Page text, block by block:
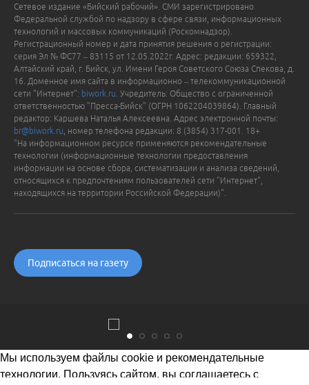
Сетевое издание «Бийский рабочий». СМИ зарегистрировано
Федеральной службой по надзору в сфере связи, информационных
технологий и массовых коммуникаций (Роскомнадзор).
Регистрационный номер и дата принятия решения о регистрации:
серия Эл № ФС77 – 83115 от 12.05.2022г. Адрес: редакции: 659322,
Алтайский край, г. Бийск, ул. Имени Героя Советского Союза Спекова, д.
16. Доменное имя сайта в информационно – телекоммуникационной
сети "Интернет": biwork.ru . Учредитель: Общество с ограниченной
ответственностью "Пресса-Бийск" (ОГРН 1062204039864). Главный
редактор: Каршева Наталья Алексеевна. Адрес электронной почты:
br@biwork.ru , номер телефона редакции: 8 (3854) 317-001. 18+
"На информационном ресурсе применяются рекомендательные
технологии (информационные технологии предоставления
информации на основе сбора, систематизации и анализа сведений,
относящихся к предпочтениям пользователей сети "Интернет",
находящихся на территории Российской Федерации)".
Подписаться на газету
Мы используем файлы cookie и рекомендательные
технологии. Пользуясь сайтом, вы соглашаетесь с